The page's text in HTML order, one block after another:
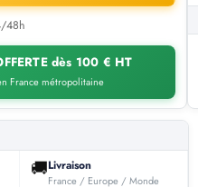
48h
dès 100 € HT
France métropolitaine
🚚Livraison
France / Europe / Monde